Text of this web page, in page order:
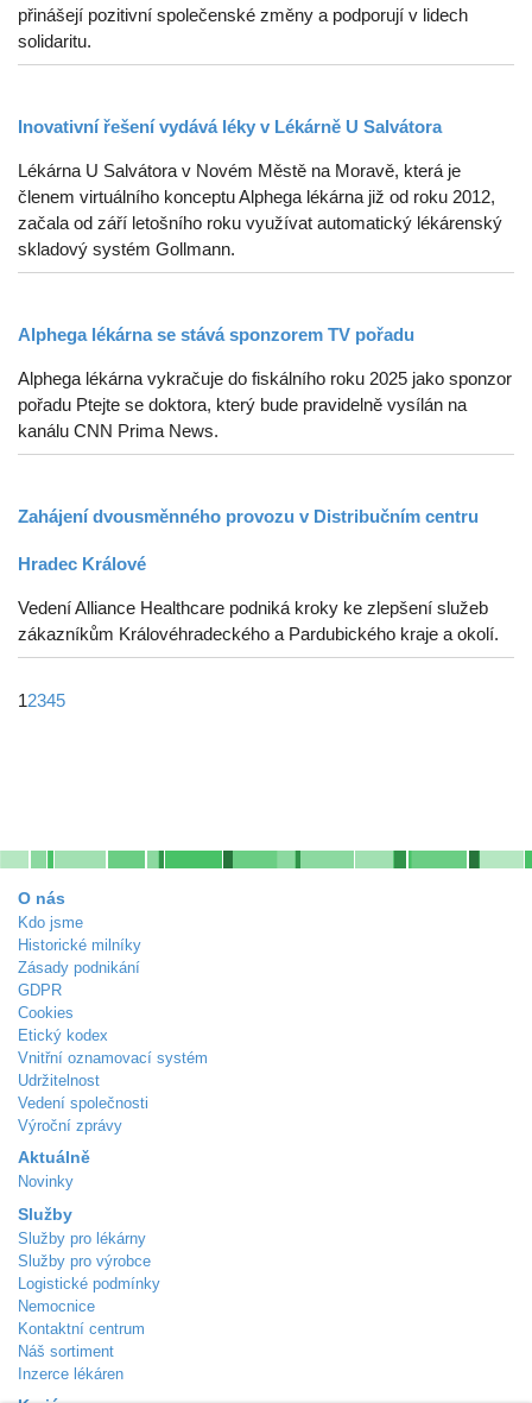
přinášejí pozitivní společenské změny a podporují v lidech
solidaritu.
Inovativní řešení vydává léky v Lékárně U Salvátora
Lékárna U Salvátora v Novém Městě na Moravě, která je
členem virtuálního konceptu Alphega lékárna již od roku 2012,
začala od září letošního roku využívat automatický lékárenský
skladový systém Gollmann.
Alphega lékárna se stává sponzorem TV pořadu
Alphega lékárna vykračuje do fiskálního roku 2025 jako sponzor
pořadu Ptejte se doktora, který bude pravidelně vysílán na
kanálu CNN Prima News.
Zahájení dvousměnného provozu v Distribučním centru
Hradec Králové
Vedení Alliance Healthcare podniká kroky ke zlepšení služeb
zákazníkům Královéhradeckého a Pardubického kraje a okolí.
12345
O nás
Kdo jsme
Historické milníky
Zásady podnikání
GDPR
Cookies
Etický kodex
Vnitřní oznamovací systém
Udržitelnost
Vedení společnosti
Výroční zprávy
Aktuálně
Novinky
Služby
Služby pro lékárny
Služby pro výrobce
Logistické podmínky
Nemocnice
Kontaktní centrum
Náš sortiment
Inzerce lékáren